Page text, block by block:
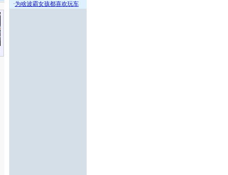
·为啥波霸女孩都喜欢玩车